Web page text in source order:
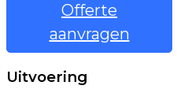
Offerte
aanvragen
Uitvoering